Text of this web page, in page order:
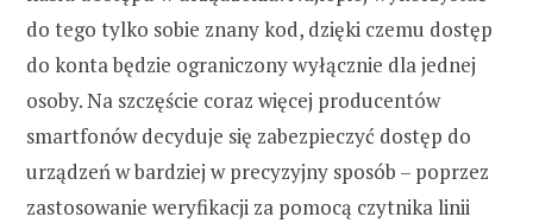
do tego tylko sobie znany kod, dzięki czemu dostęp
do konta będzie ograniczony wyłącznie dla jednej
osoby. Na szczęście coraz więcej producentów
smartfonów decyduje się zabezpieczyć dostęp do
urządzeń w bardziej w precyzyjny sposób – poprzez
zastosowanie weryfikacji za pomocą czytnika linii